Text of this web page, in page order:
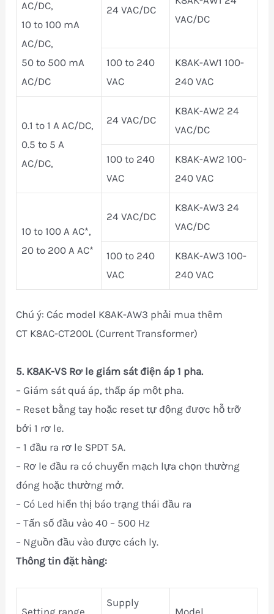
AC/DC,
10 to 100 mA
AC/DC,
50 to 500 mA
AC/DC
24 VAC/DC
VAC/DC
100 to 240
VAC
K8AK-AW1 100-
240 VAC
0.1 to 1 A AC/DC,
0.5 to 5 A
AC/DC,
24 VAC/DC
K8AK-AW2 24
VAC/DC
100 to 240
VAC
K8AK-AW2 100-
240 VAC
10 to 100 A AC*,
20 to 200 A AC*
24 VAC/DC
K8AK-AW3 24
VAC/DC
100 to 240
VAC
K8AK-AW3 100-
240 VAC
Chú ý: Các model K8AK-AW3 phải mua thêm
CT K8AC-CT200L (Current Transformer)
5. K8AK-VS Rơ le giám sát điện áp 1 pha.
– Giám sát quá áp, thấp áp một pha.
– Reset bằng tay hoặc reset tự động được hỗ trỡ
bởi 1 rơ le.
– 1 đầu ra rơ le SPDT 5A.
– Rơ le đầu ra có chuyển mạch lựa chọn thường
đóng hoặc thường mở.
– Có Led hiển thị báo trạng thái đầu ra
– Tấn số đầu vào 40 – 500 Hz
– Nguồn đầu vào được cách ly.
Thông tin đặt hàng:
Setting range
Supply
Model